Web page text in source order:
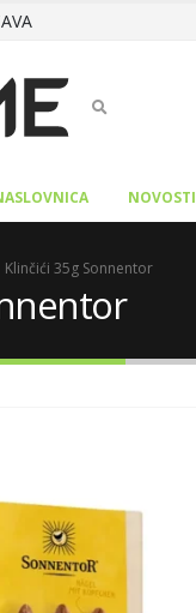
NOVOSTI
Klinčići 35g Sonnentor